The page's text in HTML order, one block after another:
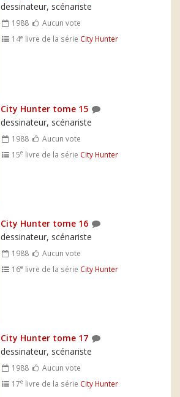
dessinateur, scénariste
1988
Aucun vote
14e livre de la série City Hunter
City Hunter tome 15
dessinateur, scénariste
1988
Aucun vote
15e livre de la série City Hunter
City Hunter tome 16
dessinateur, scénariste
1988
Aucun vote
16e livre de la série City Hunter
City Hunter tome 17
dessinateur, scénariste
1988
Aucun vote
17e livre de la série City Hunter